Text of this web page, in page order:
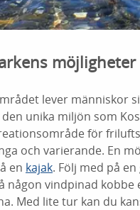
möjligheter
lever människor
unika miljön som
för
och varierande. En
en kajak. Följ med på
någon vindpinad
Med lite tur kan du